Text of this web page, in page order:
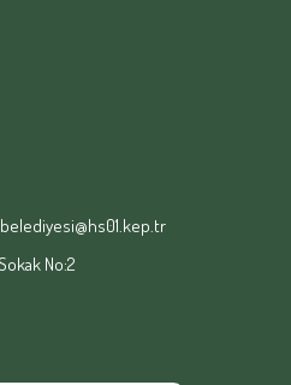
No:2